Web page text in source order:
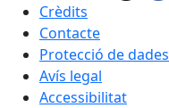
Crèdits
Contacte
Protecció de dades
Avís legal
Accessibilitat